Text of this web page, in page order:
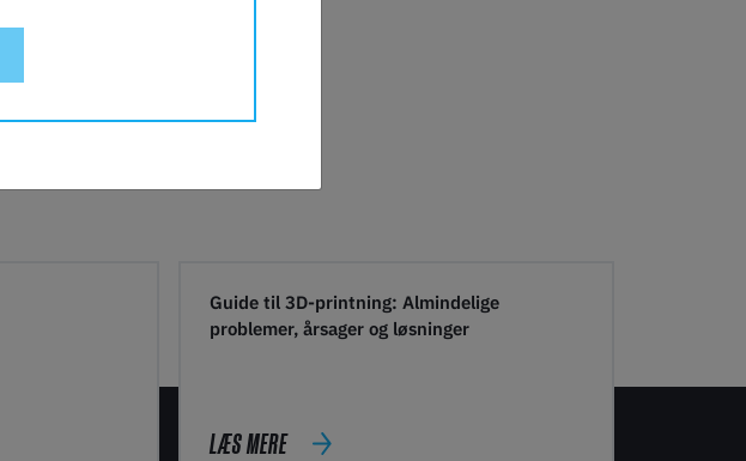
Guide til 3D-printning: Almindelige
problemer, årsager og løsninger
LÆS MERE